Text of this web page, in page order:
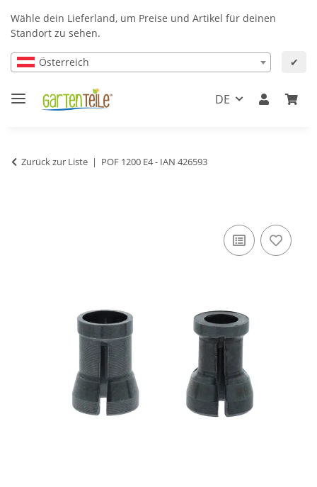
Wähle dein Lieferland, um Preise und Artikel für deinen
Standort zu sehen.
Österreich ✔
DE
Zurück zur Liste POF 1200 E4 - IAN 426593